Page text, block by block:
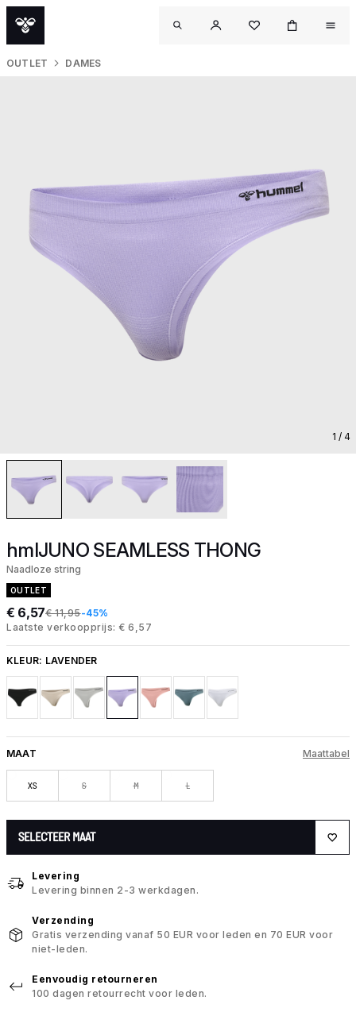
OUTLET DAMES
1 / 4
hmlJUNO SEAMLESS THONG
Naadloze string
OUTLET
€ 6,57€ 11,95-45%
Laatste verkoopprijs: € 6,57
KLEUR: LAVENDER
MAAT Maattabel
XS S M L
SELECTEER MAAT
Levering
Levering binnen 2-3 werkdagen.
Verzending
Gratis verzending vanaf 50 EUR voor leden en 70 EUR voor
niet-leden.
Eenvoudig retourneren
100 dagen retourrecht voor leden.